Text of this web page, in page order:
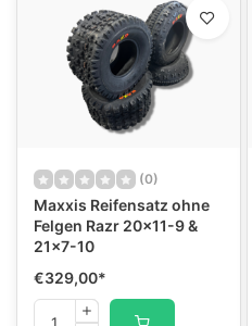
(0)
Maxxis Reifensatz ohne
Felgen Razr 20x11-9 &
21x7-10
€329,00*